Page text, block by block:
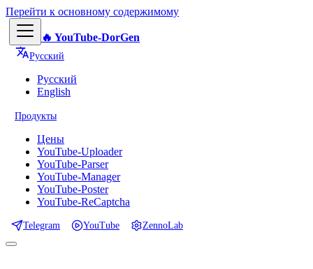
Перейти к основному содержимому
🔥 YouTube-DorGen
Русский
Русский
English
Продукты
Цены
YouTube-Uploader
YouTube-Parser
YouTube-Manager
YouTube-Poster
YouTube-ReCaptcha
Telegram YouTube ZennoLab